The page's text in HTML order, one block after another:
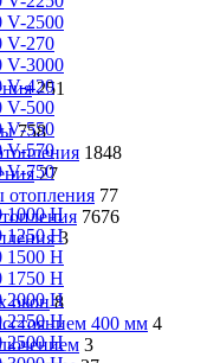
V-2500
V-270
V-3000
V-420
V-500
V-550
V-570
V-750
1000 H
1250 H
1500 H
1750 H
2000 H
2250 H
2500 H
251
758
1848
27
отопления 77
7676
3
окон 8
400 мм 4
3